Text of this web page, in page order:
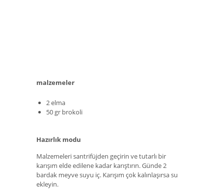
malzemeler
2 elma
50 gr brokoli
Hazırlık modu
Malzemeleri santrifüjden geçirin ve tutarlı bir
karışım elde edilene kadar karıştırın. Günde 2
bardak meyve suyu iç. Karışım çok kalınlaşırsa su
ekleyin.